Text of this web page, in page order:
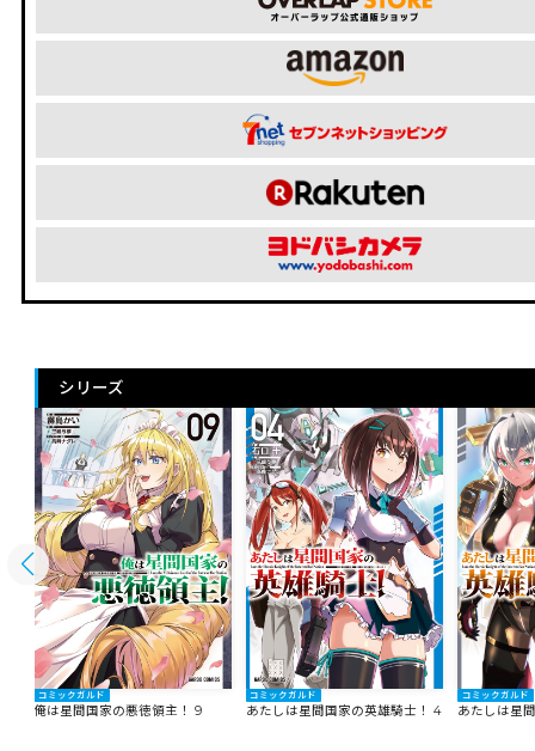
シリーズ
コミックガルド
俺は星間国家の悪徳領主！ 9
コミックガルド
あたしは星間国家の英雄騎士！ 4
コミックガルド
あたしは星